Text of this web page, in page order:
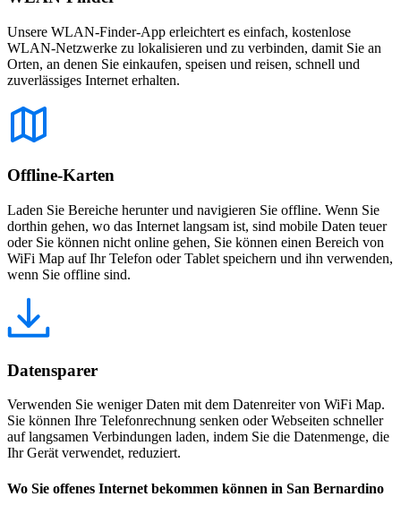
Unsere WLAN-Finder-App erleichtert es einfach, kostenlose
WLAN-Netzwerke zu lokalisieren und zu verbinden, damit Sie an
Orten, an denen Sie einkaufen, speisen und reisen, schnell und
zuverlässiges Internet erhalten.
Offline-Karten
Laden Sie Bereiche herunter und navigieren Sie offline. Wenn Sie
dorthin gehen, wo das Internet langsam ist, sind mobile Daten teuer
oder Sie können nicht online gehen, Sie können einen Bereich von
WiFi Map auf Ihr Telefon oder Tablet speichern und ihn verwenden,
wenn Sie offline sind.
Datensparer
Verwenden Sie weniger Daten mit dem Datenreiter von WiFi Map.
Sie können Ihre Telefonrechnung senken oder Webseiten schneller
auf langsamen Verbindungen laden, indem Sie die Datenmenge, die
Ihr Gerät verwendet, reduziert.
Wo Sie offenes Internet bekommen können in San Bernardino